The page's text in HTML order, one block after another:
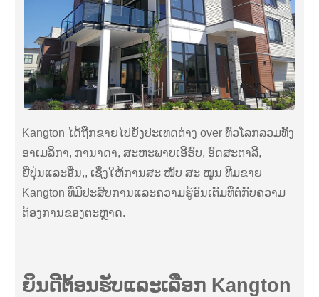
Kangton ໄດ້ຖືກຂາຍໄປຍັງປະເທດຕ່າງ over ທົ່ວໂລກລວມທັງ
ອາເມລິກາ, ການາດາ, ສະຫະພາບເອີຣົບ, ອົດສະຕາລີ,
ຍີ່ປຸ່ນແລະອື່ນ,, ເຊິ່ງໃຫ້ການສະ ໜັບ ສະ ໜູນ ທີມຂາຍ
Kangton ທີ່ມີປະສົບການແລະຄວາມຮູ້ອັນເຕັມທີ່ຕໍ່ກັບຄວາມ
ຕ້ອງການຂອງຕະຫຼາດ.
ຍິນດີຕ້ອນຮັບແລະເລືອກ Kangton